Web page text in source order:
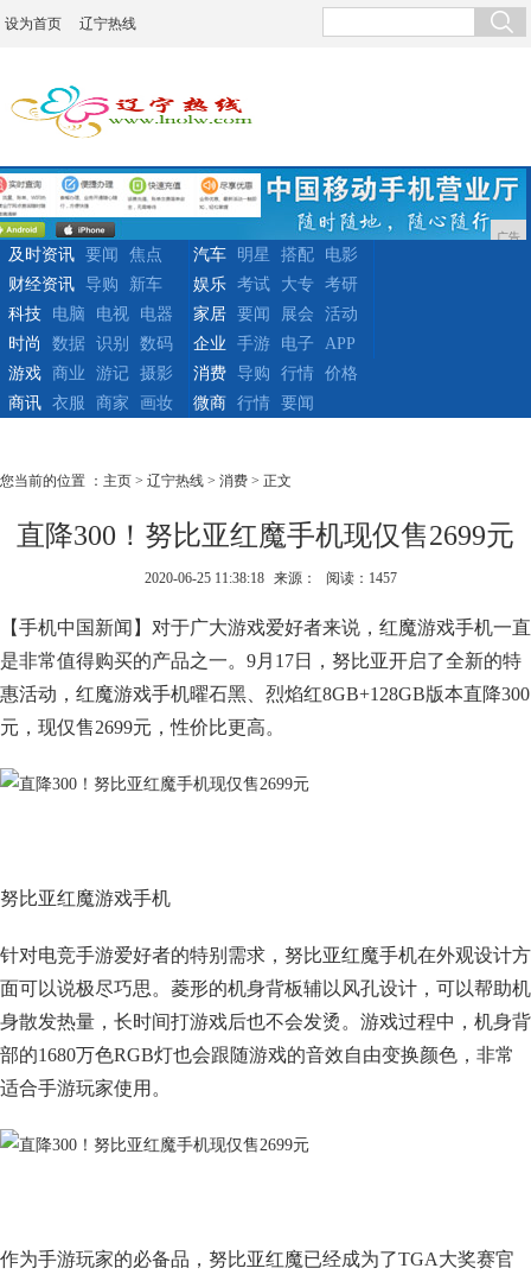
设为首页 辽宁热线
广告
及时资讯 要闻
焦点
财经资讯
导购 新车
汽车 明星 搭配
电影
娱乐
考试 大专
考研
科技
电脑 电视
电器
时尚
数据 识别 数码
家居 要闻 展会
活动
企业
手游 电子
APP
游戏
商业 游记
摄影
商讯
衣服 商家 画妆
消费 导购 行情
价格
微商
行情 要闻
您当前的位置 ： 主页 > 辽宁热线 > 消费 > 正文
直降300！努比亚红魔手机现仅售2699元
2020-06-25 11:38:18 来源： 阅读：1457
【手机中国新闻】对于广大游戏爱好者来说，红魔游戏手机一直
是非常值得购买的产品之一。9月17日，努比亚开启了全新的特
惠活动，红魔游戏手机曜石黑、烈焰红8GB+128GB版本直降300
元，现仅售2699元，性价比更高。
努比亚红魔游戏手机
针对电竞手游爱好者的特别需求，努比亚红魔手机在外观设计方
面可以说极尽巧思。菱形的机身背板辅以风孔设计，可以帮助机
身散发热量，长时间打游戏后也不会发烫。游戏过程中，机身背
部的1680万色RGB灯也会跟随游戏的音效自由变换颜色，非常
适合手游玩家使用。
作为手游玩家的必备品，努比亚红魔已经成为了TGA大奖赛官